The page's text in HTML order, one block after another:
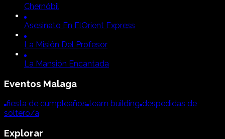
Chernóbil
Asesinato En ElOrient Express
La Misión Del Profesor
La Mansión Encantada
Eventos Malaga
fiesta de cumpleaños team building despedidas de
soltero/a
Explorar